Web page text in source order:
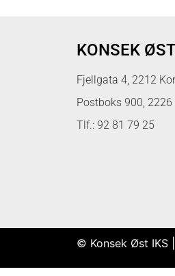
KONSEK
Fjellgata 4, 2212
Postboks 900,
Tlf.: 92 81 79 25
© Konsek Øst IKS